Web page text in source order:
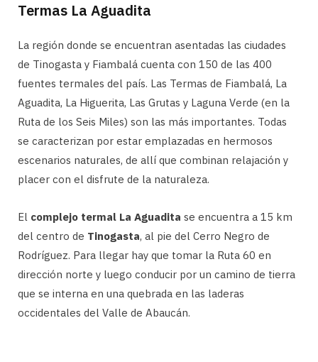
Termas La Aguadita
La región donde se encuentran asentadas las ciudades
de Tinogasta y Fiambalá cuenta con 150 de las 400
fuentes termales del país. Las Termas de Fiambalá, La
Aguadita, La Higuerita, Las Grutas y Laguna Verde (en la
Ruta de los Seis Miles) son las más importantes. Todas
se caracterizan por estar emplazadas en hermosos
escenarios naturales, de allí que combinan relajación y
placer con el disfrute de la naturaleza.
El complejo termal La Aguadita se encuentra a 15 km
del centro de Tinogasta, al pie del Cerro Negro de
Rodríguez. Para llegar hay que tomar la Ruta 60 en
dirección norte y luego conducir por un camino de tierra
que se interna en una quebrada en las laderas
occidentales del Valle de Abaucán.